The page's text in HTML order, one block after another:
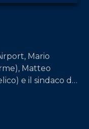
Mario
Matteo
e il sindaco di